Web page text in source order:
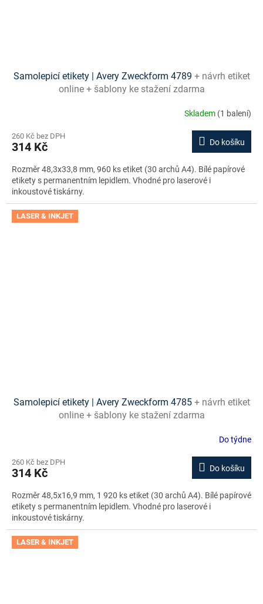
Samolepicí etikety | Avery Zweckform 4789 + návrh etiket
online + šablony ke stažení zdarma
Skladem (1 balení)
260 Kč bez DPH
314 Kč Do košíku
Rozměr 48,3x33,8 mm, 960 ks etiket (30 archů A4). Bílé papírové
etikety s permanentním lepidlem. Vhodné pro laserové i
inkoustové tiskárny.
LASER & INKJET
Samolepicí etikety | Avery Zweckform 4785 + návrh etiket
online + šablony ke stažení zdarma
Do týdne
260 Kč bez DPH
314 Kč Do košíku
Rozměr 48,5x16,9 mm, 1 920 ks etiket (30 archů A4). Bílé papírové
etikety s permanentním lepidlem. Vhodné pro laserové i
inkoustové tiskárny.
LASER & INKJET